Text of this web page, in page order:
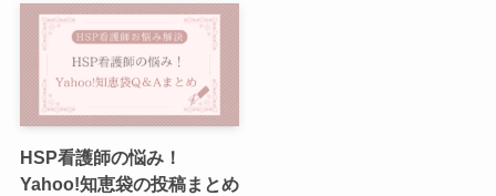
HSP看護師の悩み！
Yahoo!知恵袋の投稿まとめ